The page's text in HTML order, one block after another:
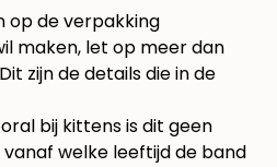
op de verpakking
maken, let op meer dan
zijn de details die in de
bij kittens is dit geen
welke leeftijd de band